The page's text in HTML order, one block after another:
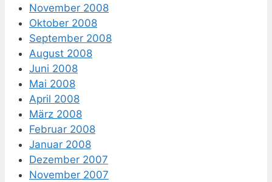
November 2008
Oktober 2008
September 2008
August 2008
Juni 2008
Mai 2008
April 2008
März 2008
Februar 2008
Januar 2008
Dezember 2007
November 2007